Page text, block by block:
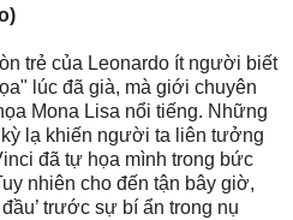
trẻ của Leonardo ít người biết
lúc đã già, mà giới chuyên
Mona Lisa nổi tiếng. Những
lạ khiến người ta liên tưởng
đã tự họa mình trong bức
nhiên cho đến tận bây giờ,
trước sự bí ẩn trong nụ